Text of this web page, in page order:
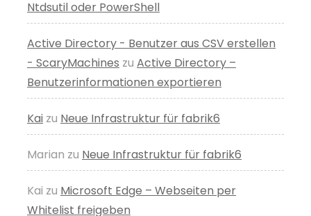
Ntdsutil oder PowerShell
Active Directory - Benutzer aus CSV erstellen
- ScaryMachines zu Active Directory –
Benutzerinformationen exportieren
Kai zu Neue Infrastruktur für fabrik6
Marian zu Neue Infrastruktur für fabrik6
Kai zu Microsoft Edge – Webseiten per
Whitelist freigeben